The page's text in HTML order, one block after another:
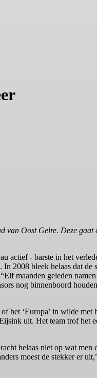
van Oost Gelre. Deze gaat
actief - barste in het
2008 bleek helaas dat de
maanden geleden
nog binnenboord
het ‘Europa’ in wilde met
uit. Het team trof het
helaas niet op wat men
moest de stekker er